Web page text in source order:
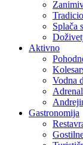
Splača
Aktivno
Vodna
Gastronomija